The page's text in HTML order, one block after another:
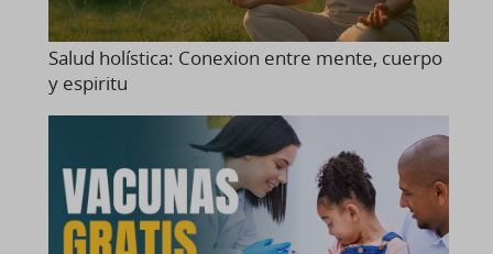
Salud holística: Conexion entre mente, cuerpo
y espiritu